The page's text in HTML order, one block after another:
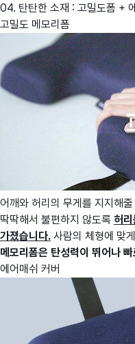
04. 탄탄한 소재 : 고밀도폼 +
고밀도 메모리폼
어깨와 허리의 무게를 지지해
딱딱해서 불편하지 않도록 허
가졌습니다. 사람의 체형에 맞
메모리폼은 탄성력이 뛰어나
에어매쉬 커버